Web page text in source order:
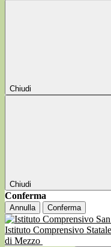
Chiudi
Chiudi
Conferma
Annulla Conferma
Istituto Comprensivo
di Mezzo